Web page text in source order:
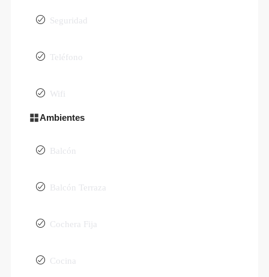
Seguridad
Teléfono
Wifi
Ambientes
Balcón
Balcón Terraza
Cochera Fija
Cocina